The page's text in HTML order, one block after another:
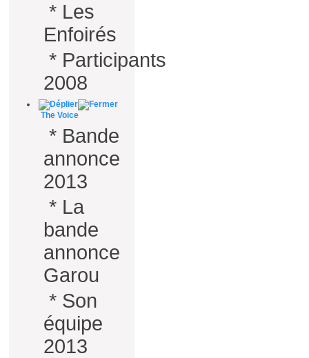
* Les
Enfoirés
* Participants
2008
The Voice
* Bande
annonce
2013
* La
bande
annonce
Garou
* Son
équipe
2013